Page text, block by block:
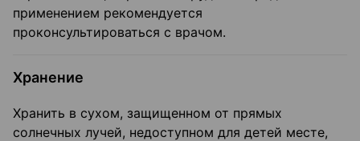
применением рекомендуется
проконсультироваться с врачом.
Хранение
Хранить в сухом, защищенном от прямых
солнечных лучей, недоступном для детей месте,